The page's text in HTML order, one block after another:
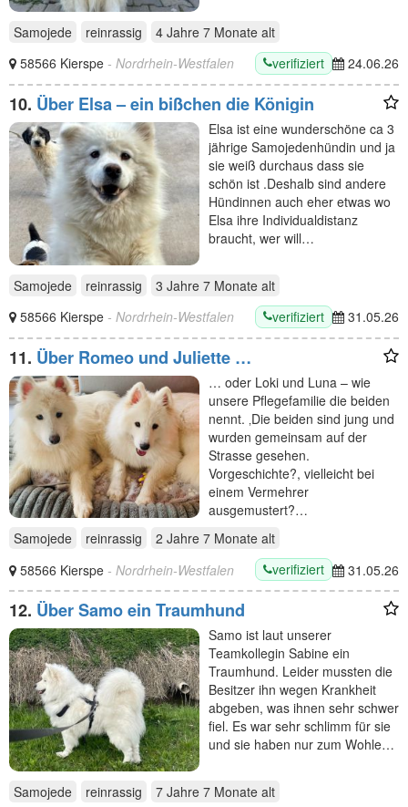
Samojede reinrassig 4 Jahre 7 Monate alt
58566 Kierspe - Nordrhein-Westfalen verifiziert 24.06.26
10. Über Elsa – ein bißchen die Königin
Elsa ist eine wunderschöne ca 3
jährige Samojedenhündin und ja
sie weiß durchaus dass sie
schön ist .Deshalb sind andere
Hündinnen auch eher etwas wo
Elsa ihre Individualdistanz
braucht, wer will…
Samojede reinrassig 3 Jahre 7 Monate alt
58566 Kierspe - Nordrhein-Westfalen verifiziert 31.05.26
11. Über Romeo und Juliette …
… oder Loki und Luna – wie
unsere Pflegefamilie die beiden
nennt. ‚Die beiden sind jung und
wurden gemeinsam auf der
Strasse gesehen.
Vorgeschichte?, vielleicht bei
einem Vermehrer
ausgemustert?…
Samojede
reinrassig 2 Jahre 7 Monate alt
58566 Kierspe - Nordrhein-Westfalen verifiziert 31.05.26
12. Über Samo ein Traumhund
Samo ist laut unserer
Teamkollegin Sabine ein
Traumhund. Leider mussten die
Besitzer ihn wegen Krankheit
abgeben, was ihnen sehr schwer
fiel. Es war sehr schlimm für sie
und sie haben nur zum Wohle…
Samojede reinrassig 7 Jahre 7 Monate alt